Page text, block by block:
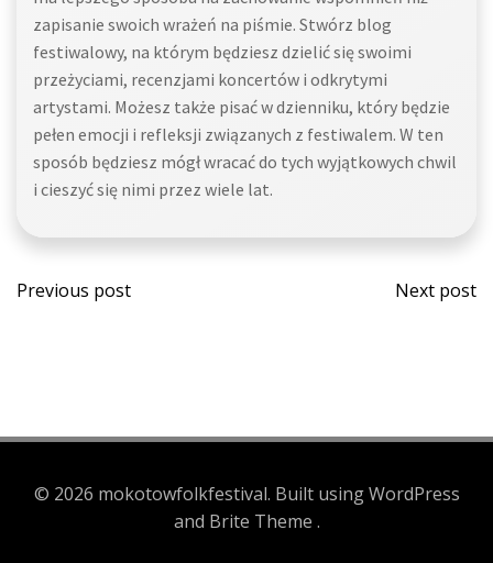
zapisanie swoich wrażeń na piśmie. Stwórz blog
festiwalowy, na którym będziesz dzielić się swoimi
przeżyciami, recenzjami koncertów i odkrytymi
artystami. Możesz także pisać w dzienniku, który będzie
pełen emocji i refleksji związanych z festiwalem. W ten
sposób będziesz mógł wracać do tych wyjątkowych chwil
i cieszyć się nimi przez wiele lat.
Post
Previous post
Post
Next post
© 2026 mokotowfolkfestival. Built using WordPress
and Brite Theme .